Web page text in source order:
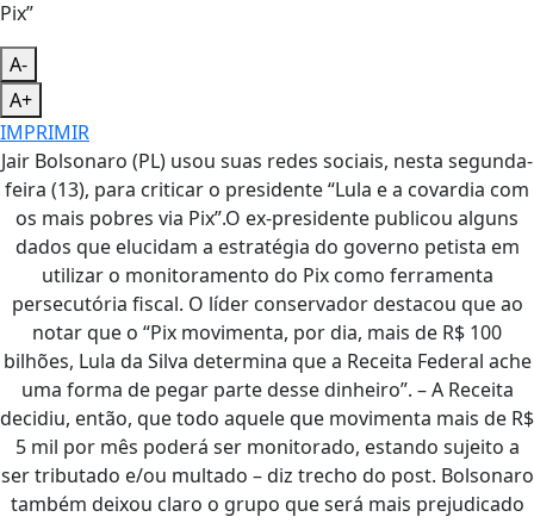
A-
A+
IMPRIMIR
Jair Bolsonaro (PL) usou suas redes sociais, nesta segunda-
feira (13), para criticar o presidente “Lula e a covardia com
os mais pobres via Pix”.O ex-presidente publicou alguns
dados que elucidam a estratégia do governo petista em
utilizar o monitoramento do Pix como ferramenta
persecutória fiscal. O líder conservador destacou que ao
notar que o “Pix movimenta, por dia, mais de R$ 100
bilhões, Lula da Silva determina que a Receita Federal ache
uma forma de pegar parte desse dinheiro”. – A Receita
decidiu, então, que todo aquele que movimenta mais de R$
5 mil por mês poderá ser monitorado, estando sujeito a
ser tributado e/ou multado – diz trecho do post. Bolsonaro
também deixou claro o grupo que será mais prejudicado